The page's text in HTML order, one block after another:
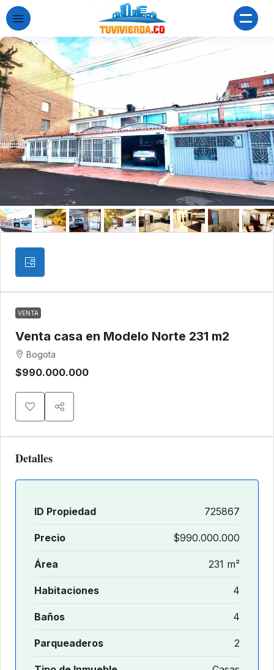
VENTA
Venta casa en Modelo Norte 231 m2
Bogota
$990.000.000
Detalles
ID Propiedad 725867
Precio $990.000.000
Área 231 m²
Habitaciones 4
Baños 4
Parqueaderos 2